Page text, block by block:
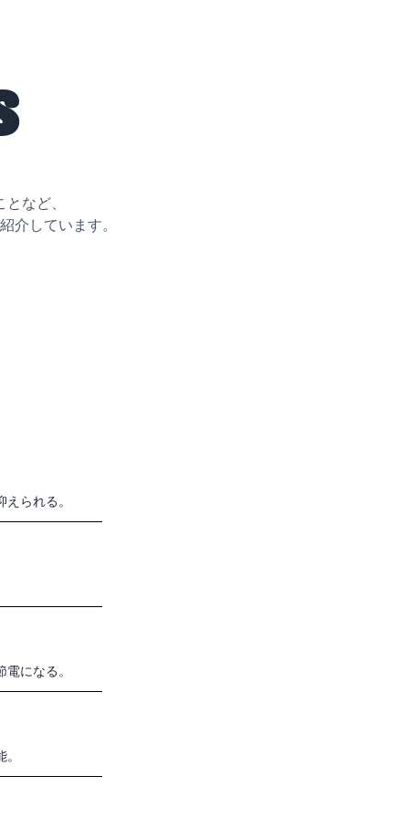
など、
介しています。
られる。
になる。